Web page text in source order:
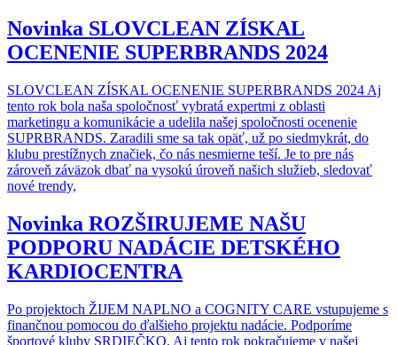
Novinka SLOVCLEAN ZÍSKAL
OCENENIE SUPERBRANDS 2024
SLOVCLEAN ZÍSKAL OCENENIE SUPERBRANDS 2024 Aj
tento rok bola naša spoločnosť vybratá expertmi z oblasti
marketingu a komunikácie a udelila našej spoločnosti ocenenie
SUPRBRANDS. Zaradili sme sa tak opäť, už po siedmykrát, do
klubu prestížnych značiek, čo nás nesmierne teší. Je to pre nás
zároveň záväzok dbať na vysokú úroveň našich služieb, sledovať
nové trendy,
Novinka ROZŠIRUJEME NAŠU
PODPORU NADÁCIE DETSKÉHO
KARDIOCENTRA
Po projektoch ŽIJEM NAPLNO a COGNITY CARE vstupujeme s
finančnou pomocou do ďalšieho projektu nadácie. Podporíme
športové kluby SRDIEČKO. Aj tento rok pokračujeme v našej